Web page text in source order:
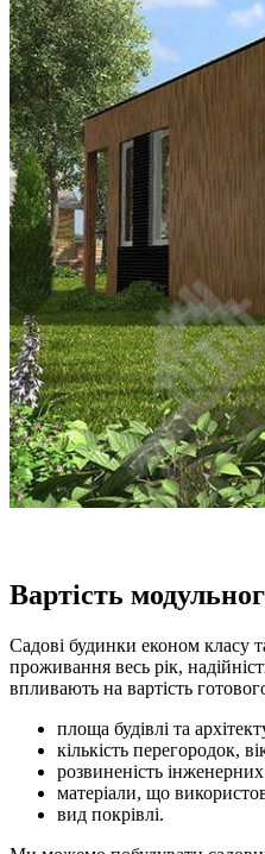
Вартість
Садові будинки економ класу
проживання весь рік,
впливають на вартість
площа будівлі та
кількість перегородок,
розвиненість
матеріали, що
вид покрівлі.